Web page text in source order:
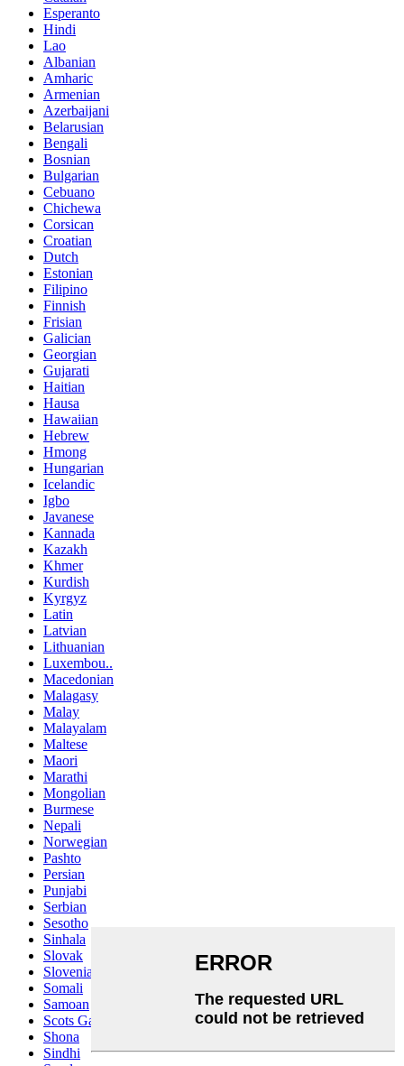
Esperanto
Hindi
Lao
Albanian
Amharic
Armenian
Azerbaijani
Belarusian
Bengali
Bosnian
Bulgarian
Cebuano
Chichewa
Corsican
Croatian
Dutch
Estonian
Filipino
Finnish
Frisian
Galician
Georgian
Gujarati
Haitian
Hausa
Hawaiian
Hebrew
Hmong
Hungarian
Icelandic
Igbo
Javanese
Kannada
Kazakh
Khmer
Kurdish
Kyrgyz
Latin
Latvian
Lithuanian
Luxembou..
Macedonian
Malagasy
Malay
Malayalam
Maltese
Maori
Marathi
Mongolian
Burmese
Nepali
Norwegian
Pashto
Persian
Punjabi
Serbian
Sesotho
Sinhala
Slovak
Slovenian
Somali
Samoan
Scots Gaelic
Shona
Sindhi